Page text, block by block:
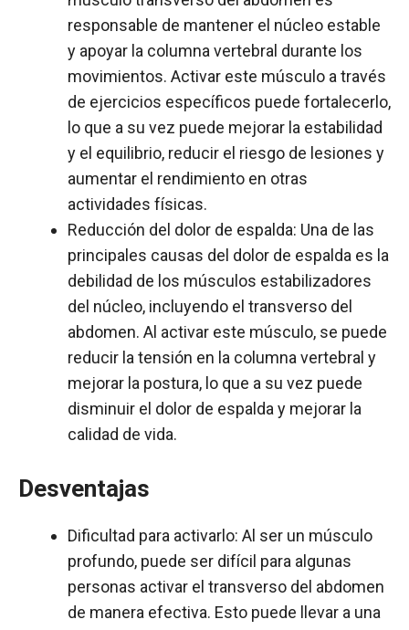
responsable de mantener el núcleo estable
y apoyar la columna vertebral durante los
movimientos. Activar este músculo a través
de ejercicios específicos puede fortalecerlo,
lo que a su vez puede mejorar la estabilidad
y el equilibrio, reducir el riesgo de lesiones y
aumentar el rendimiento en otras
actividades físicas.
Reducción del dolor de espalda: Una de las
principales causas del dolor de espalda es la
debilidad de los músculos estabilizadores
del núcleo, incluyendo el transverso del
abdomen. Al activar este músculo, se puede
reducir la tensión en la columna vertebral y
mejorar la postura, lo que a su vez puede
disminuir el dolor de espalda y mejorar la
calidad de vida.
Desventajas
Dificultad para activarlo: Al ser un músculo
profundo, puede ser difícil para algunas
personas activar el transverso del abdomen
de manera efectiva. Esto puede llevar a una